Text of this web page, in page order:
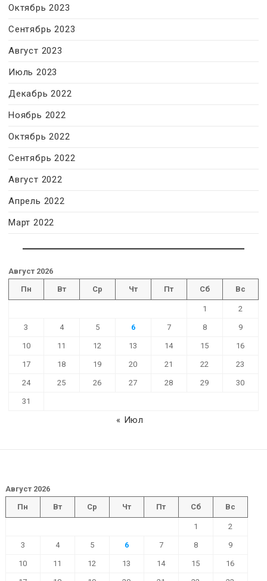
Октябрь 2023
Сентябрь 2023
Август 2023
Июль 2023
Декабрь 2022
Ноябрь 2022
Октябрь 2022
Сентябрь 2022
Август 2022
Апрель 2022
Март 2022
Август 2026
Пн
Вт Ср Чт Пт Сб Вс
1 2
3 4 5 6 7 8 9
10 11 12 13 14 15 16
17 18 19 20 21 22 23
24 25 26 27 28 29 30
31
« Июл
Август 2026
Пн
Вт Ср Чт Пт Сб Вс
1 2
3 4 5 6 7 8 9
10 11 12 13 14 15 16